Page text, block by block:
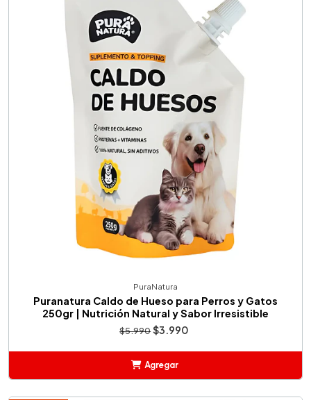
PuraNatura
Puranatura Caldo de Hueso para Perros y Gatos
250gr | Nutrición Natural y Sabor Irresistible
$5.990$3.990
Agregar